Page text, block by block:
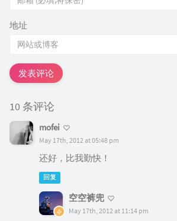
地址
发表评论
10 条评论
mofei
May 17th, 2012 at 05:48 pm
还好，比我勤快！
回复
空空裤兜
May 17th, 2012 at 11:14 pm